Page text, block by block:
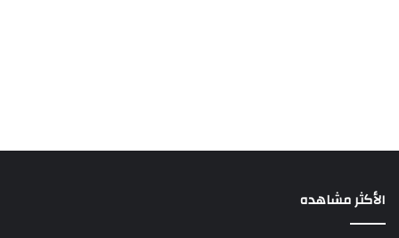
الأكثر مشاهده